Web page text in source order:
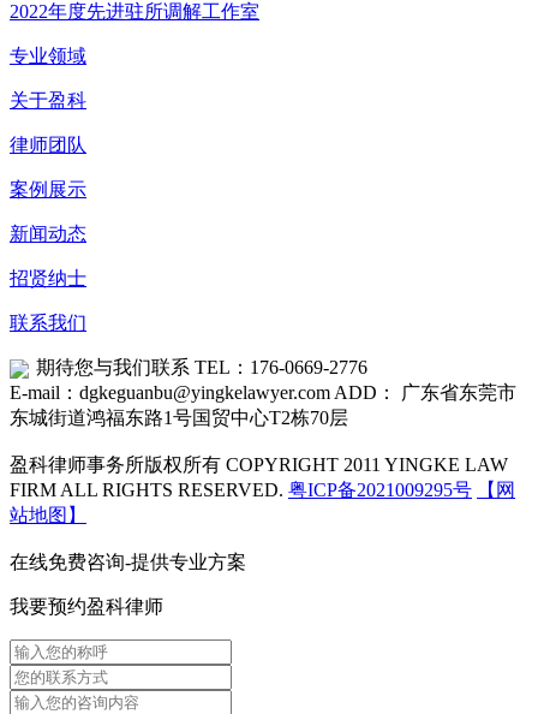
2022年度先进驻所调解工作室
专业领域
关于盈科
律师团队
案例展示
新闻动态
招贤纳士
联系我们
期待您与我们联系 TEL：176-0669-2776
E-mail：dgkeguanbu@yingkelawyer.com ADD： 广东省东莞市
东城街道鸿福东路1号国贸中心T2栋70层
盈科律师事务所版权所有 COPYRIGHT 2011 YINGKE LAW
FIRM ALL RIGHTS RESERVED. 粤ICP备2021009295号
【网
站地图】
在线免费咨询-提供专业方案
我要预约盈科律师